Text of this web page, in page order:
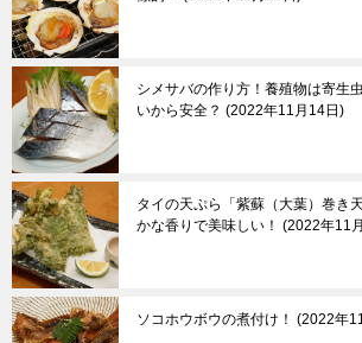
シメサバの作り方！養殖物は寄生
いから安全？
2022年11月14日
タイの天ぷら「紫蘇（大葉）巻き
かな香りで美味しい！
2022年11
ソコホウボウの煮付け！ 2022年